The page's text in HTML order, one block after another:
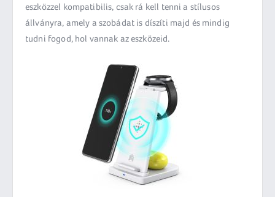
eszközzel kompatibilis, csak rá kell tenni a stílusos
állványra, amely a szobádat is díszíti majd és mindig
tudni fogod, hol vannak az eszközeid.